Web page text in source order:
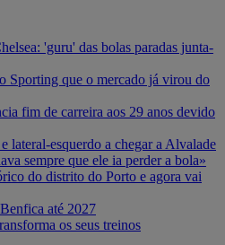
'guru' das bolas paradas junta-
Sporting que o mercado já virou do
fim de carreira aos 29 anos devido
lateral-esquerdo a chegar a Alvalade
sempre que ele ia perder a bola»
do distrito do Porto e agora vai
até 2027
os seus treinos